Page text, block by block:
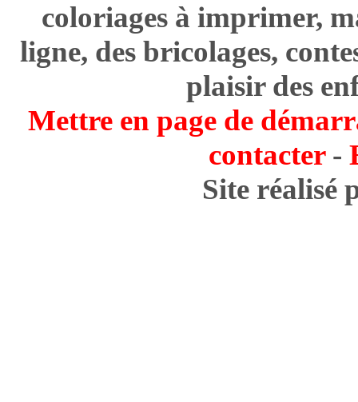
coloriages à imprimer,
ligne, des bricolages,
plaisir des
Mettre en page de
contacter-
Site réalisé